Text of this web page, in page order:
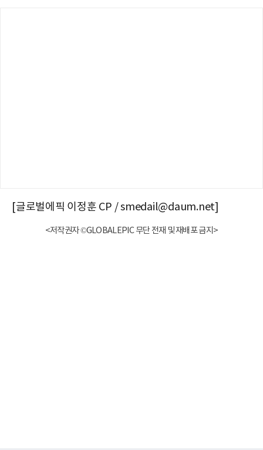
[글로벌에픽 이정훈 CP / smedail@daum.net]
<저작권자 ©GLOBALEPIC 무단 전재 및 재배포 금지>